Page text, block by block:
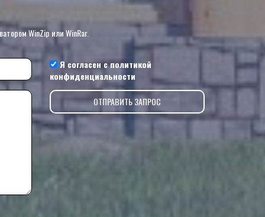
WinZip или WinRar.
Я согласен сполитикой
конфиденциальности